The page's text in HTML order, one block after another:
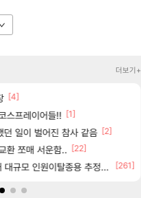
더보기+
[4]
스프레이어들!! [1]
던 일이 벌어진 참사 같음 [2]
환 쪼매 서운함.. [22]
규모 인원이탈종용 추정사건 [261]
정보 및 주요 필모
치 공략 (36개) - 미식가 도전과제
[1]
앞으로의 예상 (루머)
리화신의 분노 티저